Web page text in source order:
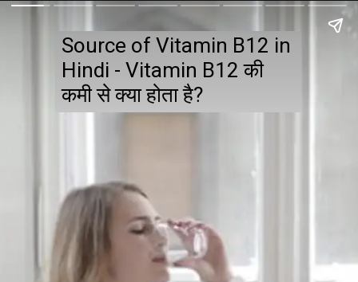
Source of Vitamin B12 in
Hindi - Vitamin B12 की
कमी से क्या होता है?